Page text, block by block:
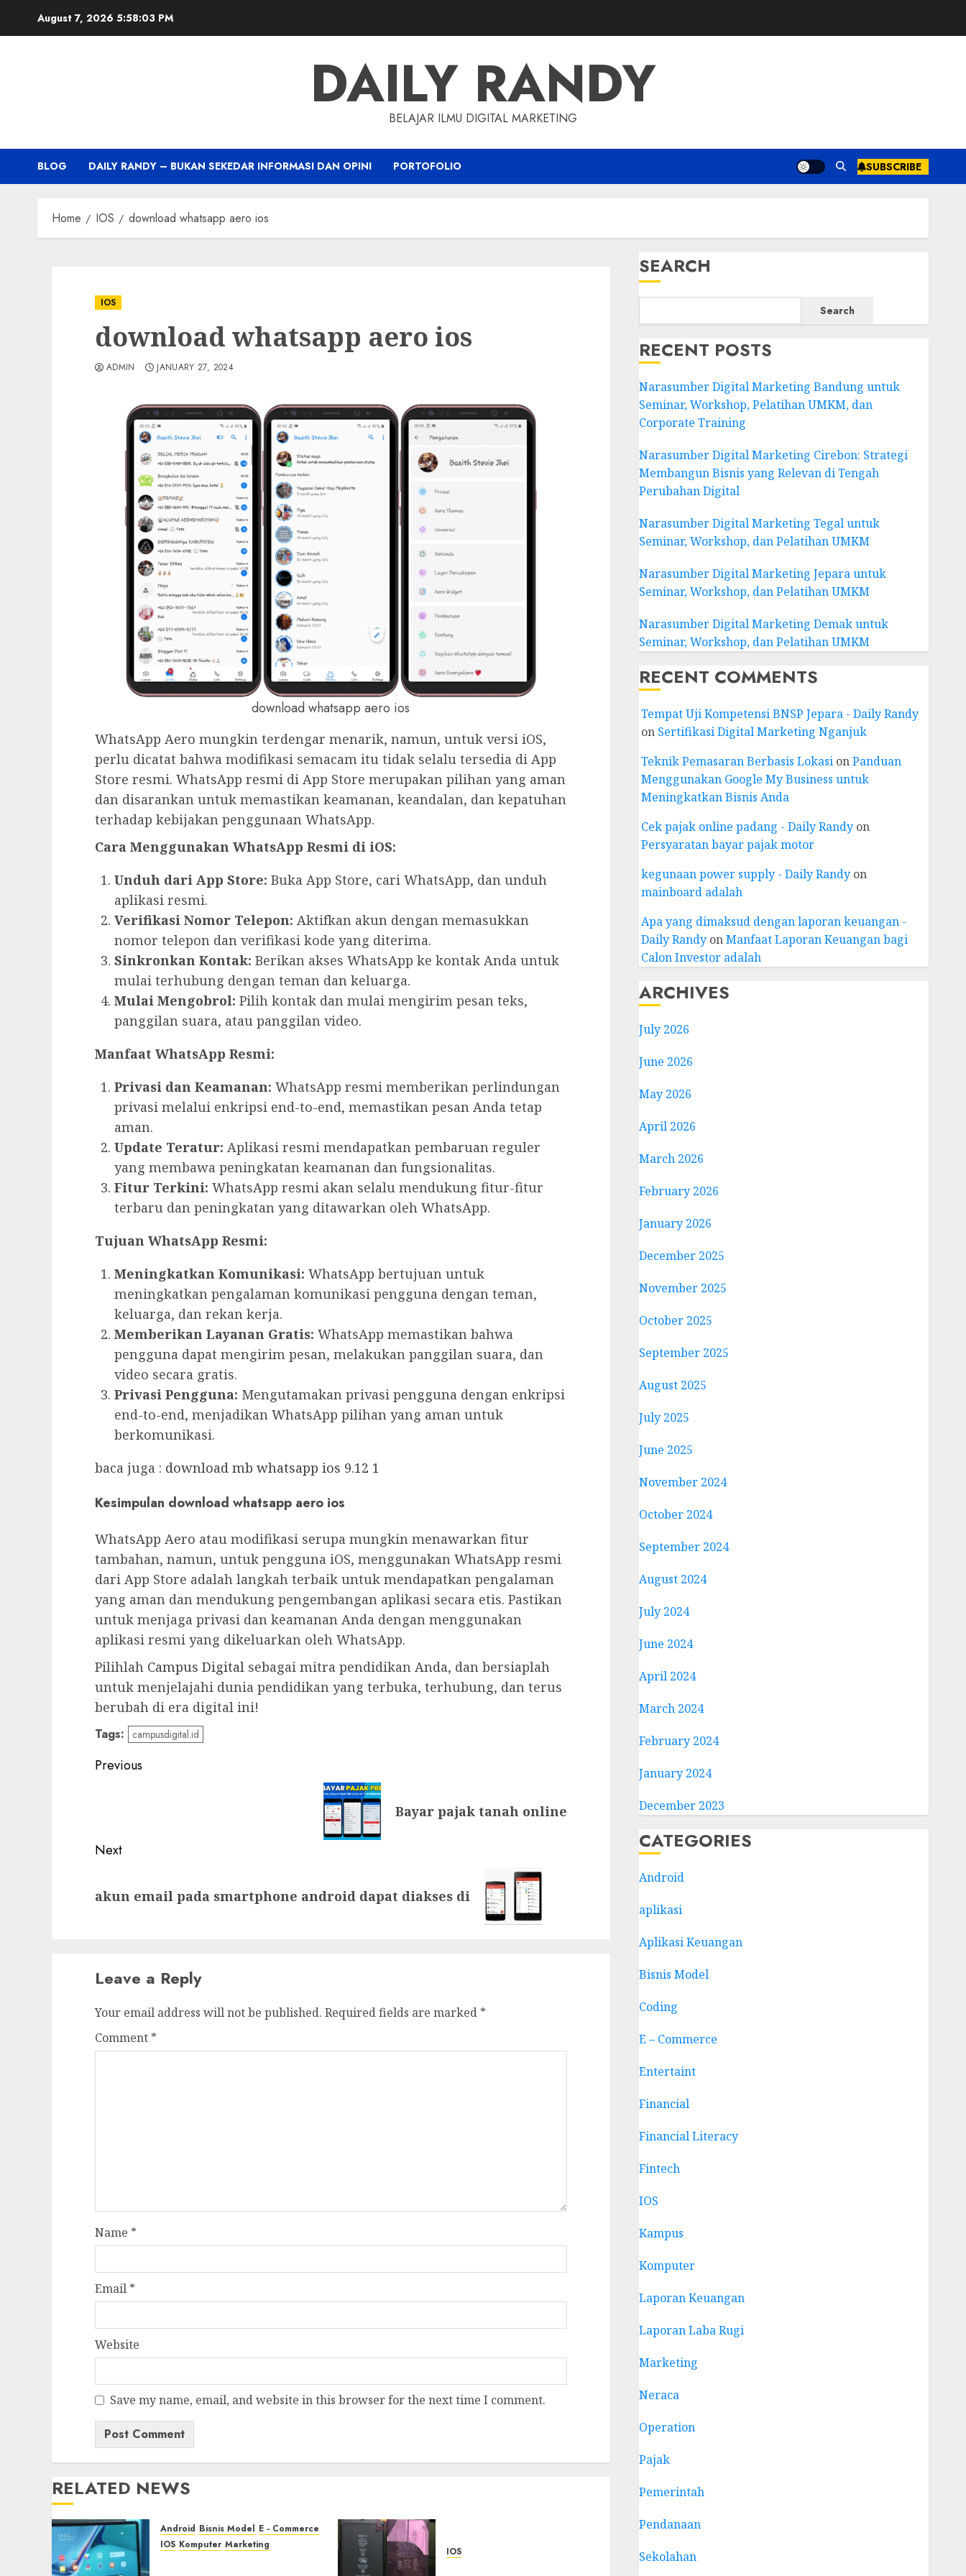
August 7, 2026 5:58:04 PM
DAILY RANDY
BELAJAR ILMU DIGITAL MARKETING
BLOG DAILY RANDY – BUKAN SEKEDAR INFORMASI DAN OPINI PORTOFOLIO SUBSCRIBE
Home IOS download whatsapp aero ios
IOS
download whatsapp aero ios
ADMIN JANUARY 27, 2024
download whatsapp aero ios
WhatsApp Aero mungkin terdengar menarik, namun, untuk versi iOS,
perlu dicatat bahwa modifikasi semacam itu tidak selalu tersedia di App
Store resmi. WhatsApp resmi di App Store merupakan pilihan yang aman
dan disarankan untuk memastikan keamanan, keandalan, dan kepatuhan
terhadap kebijakan penggunaan WhatsApp.
Cara Menggunakan WhatsApp Resmi di iOS:
Unduh dari App Store: Buka App Store, cari WhatsApp, dan unduh
aplikasi resmi.
Verifikasi Nomor Telepon: Aktifkan akun dengan memasukkan
nomor telepon dan verifikasi kode yang diterima.
Sinkronkan Kontak: Berikan akses WhatsApp ke kontak Anda untuk
mulai terhubung dengan teman dan keluarga.
Mulai Mengobrol: Pilih kontak dan mulai mengirim pesan teks,
panggilan suara, atau panggilan video.
Manfaat WhatsApp Resmi:
Privasi dan Keamanan: WhatsApp resmi memberikan perlindungan
privasi melalui enkripsi end-to-end, memastikan pesan Anda tetap
aman.
Update Teratur: Aplikasi resmi mendapatkan pembaruan reguler
yang membawa peningkatan keamanan dan fungsionalitas.
Fitur Terkini: WhatsApp resmi akan selalu mendukung fitur-fitur
terbaru dan peningkatan yang ditawarkan oleh WhatsApp.
Tujuan WhatsApp Resmi:
Meningkatkan Komunikasi: WhatsApp bertujuan untuk
meningkatkan pengalaman komunikasi pengguna dengan teman,
keluarga, dan rekan kerja.
Memberikan Layanan Gratis: WhatsApp memastikan bahwa
pengguna dapat mengirim pesan, melakukan panggilan suara, dan
video secara gratis.
Privasi Pengguna: Mengutamakan privasi pengguna dengan enkripsi
end-to-end, menjadikan WhatsApp pilihan yang aman untuk
berkomunikasi.
baca juga : download mb whatsapp ios 9.12 1
Kesimpulan download whatsapp aero ios
WhatsApp Aero atau modifikasi serupa mungkin menawarkan fitur
tambahan, namun, untuk pengguna iOS, menggunakan WhatsApp resmi
dari App Store adalah langkah terbaik untuk mendapatkan pengalaman
yang aman dan mendukung pengembangan aplikasi secara etis. Pastikan
untuk menjaga privasi dan keamanan Anda dengan menggunakan
aplikasi resmi yang dikeluarkan oleh WhatsApp.
Pilihlah Campus Digital sebagai mitra pendidikan Anda, dan bersiaplah
untuk menjelajahi dunia pendidikan yang terbuka, terhubung, dan terus
berubah di era digital ini!
Tags: campusdigital.id
Post
Previous
Bayar pajak tanah online
Next
post:
akun email pada smartphone android dapat diakses di
Leave a Reply
Your email address will not be published. Required fields are marked *
Comment *
Name *
Email *
Website
Save my name, email, and website in this browser for the next time I comment.
RELATED NEWS
Android Bisnis Model E - Commerce
IOS Komputer Marketing
IOS
SEARCH
Search
RECENT POSTS
Narasumber Digital Marketing Bandung untuk
Seminar, Workshop, Pelatihan UMKM, dan
Corporate Training
Narasumber Digital Marketing Cirebon: Strategi
Membangun Bisnis yang Relevan di Tengah
Perubahan Digital
Narasumber Digital Marketing Tegal untuk
Seminar, Workshop, dan Pelatihan UMKM
Narasumber Digital Marketing Jepara untuk
Seminar, Workshop, dan Pelatihan UMKM
Narasumber Digital Marketing Demak untuk
Seminar, Workshop, dan Pelatihan UMKM
RECENT COMMENTS
Tempat Uji Kompetensi BNSP Jepara - Daily Randy
on Sertifikasi Digital Marketing Nganjuk
Teknik Pemasaran Berbasis LokasionPanduan
Menggunakan Google My Business untuk
Meningkatkan Bisnis Anda
Cek pajak online padang - Daily Randyon
Persyaratan bayar pajak motor
kegunaan power supply - Daily Randyon
mainboard adalah
Apa yang dimaksud dengan laporan keuangan -
Daily RandyonManfaat Laporan Keuangan bagi
Calon Investor adalah
ARCHIVES
July 2026
June 2026
May 2026
April 2026
March 2026
February 2026
January 2026
December 2025
November 2025
October 2025
September 2025
August 2025
July 2025
June 2025
November 2024
October 2024
September 2024
August 2024
July 2024
June 2024
April 2024
March 2024
February 2024
January 2024
December 2023
CATEGORIES
Android
aplikasi
Aplikasi Keuangan
Bisnis Model
Coding
E – Commerce
Entertaint
Financial
Financial Literacy
Fintech
IOS
Kampus
Komputer
Laporan Keuangan
Laporan Laba Rugi
Marketing
Neraca
Operation
Pajak
Pemerintah
Pendanaan
Sekolahan